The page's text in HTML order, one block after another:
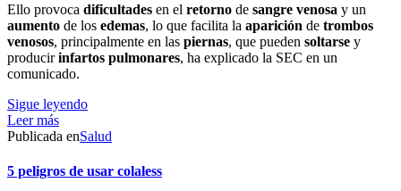
Ello provoca dificultades en el retorno de sangre venosa y un
aumento de los edemas, lo que facilita la aparición de trombos
venosos, principalmente en las piernas, que pueden soltarse y
producirinfartos pulmonares, ha explicado la SEC en un
comunicado.
Sigue leyendo
Leer más
Publicada enSalud
5 peligros de usar colaless